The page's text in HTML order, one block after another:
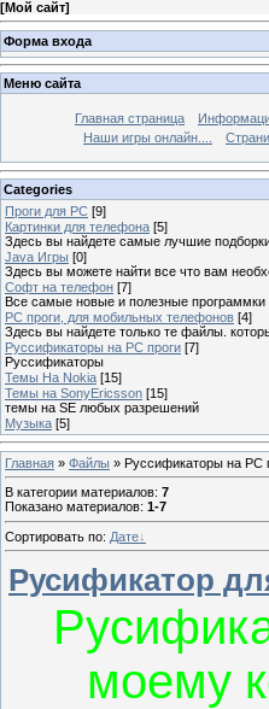
[Мой сайт]
Форма входа
Меню сайта
Главная страница
Наши игры онлайн....
Categories
Проги для PC [9]
Картинки для телефона [5]
Здесь вы найдете самые лучшие
Java Игры [0]
Здесь вы можете найти все что вам
Софт на телефон [7]
Все самые новые и полезные
PC проги, для мобильных телефонов [4]
Здесь вы найдете только те файлы.
Руссификаторы на PC проги [7]
Руссификаторы
Темы На Nokia [15]
Темы на SonyEricsson [15]
темы на SE любых разрешений
Музыка [5]
Главная » Файлы » Руссификаторы на PC
В категории материалов: 7
Показано материалов: 1-7
Сортировать по: Дате
Русификатор
моему